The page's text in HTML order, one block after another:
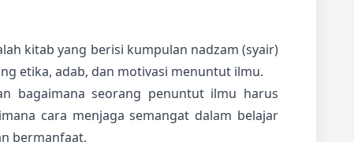
kitab yang berisi kumpulan nadzam (syair)
etika, adab, dan motivasi menuntut ilmu.
bagaimana seorang penuntut ilmu harus
cara menjaga semangat dalam belajar
bermanfaat.